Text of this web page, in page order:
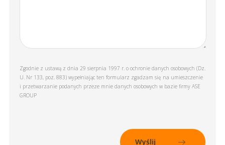
Zgodnie z ustawą z dnia 29 sierpnia 1997 r. o ochronie danych osobowych (Dz.
U. Nr 133, poz. 883) wypełniając ten formularz zgadzam się na umieszczenie
i przetwarzanie podanych przeze mnie danych osobowych w bazie firmy ASE
GROUP